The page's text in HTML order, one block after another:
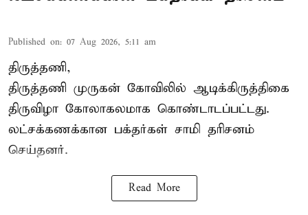
Published on: 07 Aug 2026, 5:11 am
திருத்தணி,
திருத்தணி முருகன் கோவிலில் ஆடிக்கிருத்திகை
திருவிழா கோலாகலமாக கொண்டாடப்பட்டது.
லட்சக்கணக்கான பக்தர்கள் சாமி தரிசனம்
செய்தனர்.
Read More